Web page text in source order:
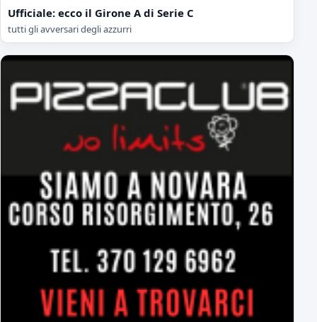
Ufficiale: ecco il Girone A di Serie C
tutti gli avversari degli azzurri